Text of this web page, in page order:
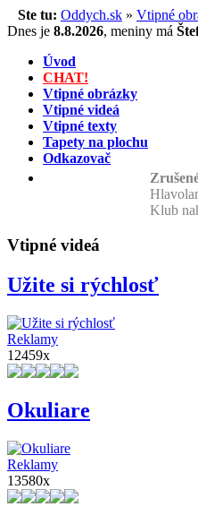
Ste tu: Oddych.sk » Vtipné
Dnes je 8.8.2026, meniny má
Úvod
CHAT!
Vtipné obrázky
Vtipné videá
Vtipné texty
Tapety na plochu
Odkazovač
Klub
Vtipné videá
Užite si rýchlosť
Reklamy
12459x
Okuliare
Reklamy
13580x